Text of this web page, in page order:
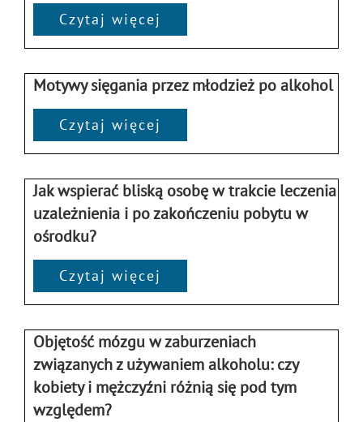
Czytaj więcej
Motywy sięgania przez młodzież po alkohol
Czytaj więcej
Jak wspierać bliską osobę w trakcie leczenia
uzależnienia i po zakończeniu pobytu w
ośrodku?
Czytaj więcej
Objętość mózgu w zaburzeniach
związanych z używaniem alkoholu: czy
kobiety i mężczyźni różnią się pod tym
względem?